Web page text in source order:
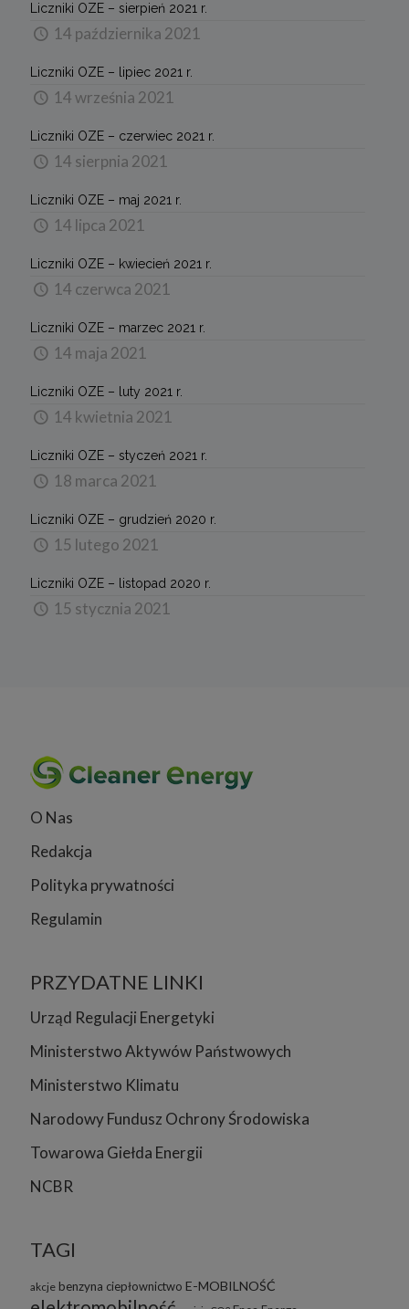
Liczniki OZE – sierpień 2021 r.
14 października 2021
Liczniki OZE – lipiec 2021 r.
14 września 2021
Liczniki OZE – czerwiec 2021 r.
14 sierpnia 2021
Liczniki OZE – maj 2021 r.
14 lipca 2021
Liczniki OZE – kwiecień 2021 r.
14 czerwca 2021
Liczniki OZE – marzec 2021 r.
14 maja 2021
Liczniki OZE – luty 2021 r.
14 kwietnia 2021
Liczniki OZE – styczeń 2021 r.
18 marca 2021
Liczniki OZE – grudzień 2020 r.
15 lutego 2021
Liczniki OZE – listopad 2020 r.
15 stycznia 2021
O Nas
Redakcja
Polityka prywatności
Regulamin
PRZYDATNE LINKI
Urząd Regulacji Energetyki
Ministerstwo Aktywów Państwowych
Ministerstwo Klimatu
Narodowy Fundusz Ochrony Środowiska
Towarowa Giełda Energii
NCBR
TAGI
akcje benzyna ciepłownictwo E-MOBILNOŚĆ